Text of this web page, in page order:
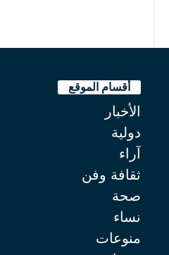
أقسام الموقع
الأخبار
دولية
آراء
ثقافة وفن
صحة
نساء
منوعات